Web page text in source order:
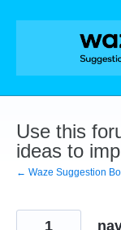
Skip
Use this
ideas to
← Waze Suggestion
1